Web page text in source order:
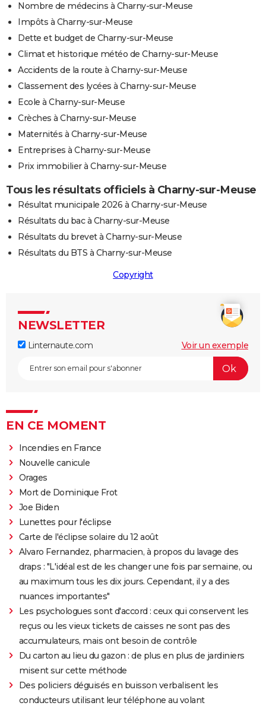
Nombre de médecins à Charny-sur-Meuse
Impôts à Charny-sur-Meuse
Dette et budget de Charny-sur-Meuse
Climat et historique météo de Charny-sur-Meuse
Accidents de la route à Charny-sur-Meuse
Classement des lycées à Charny-sur-Meuse
Ecole à Charny-sur-Meuse
Crèches à Charny-sur-Meuse
Maternités à Charny-sur-Meuse
Entreprises à Charny-sur-Meuse
Prix immobilier à Charny-sur-Meuse
Tous les résultats officiels à Charny-sur-Meuse
Résultat municipale 2026 à Charny-sur-Meuse
Résultats du bac à Charny-sur-Meuse
Résultats du brevet à Charny-sur-Meuse
Résultats du BTS à Charny-sur-Meuse
Copyright
NEWSLETTER
Linternaute.com Voir un exemple
EN CE MOMENT
Incendies en France
Nouvelle canicule
Orages
Mort de Dominique Frot
Joe Biden
Lunettes pour l'éclipse
Carte de l'éclipse solaire du 12 août
Alvaro Fernandez, pharmacien, à propos du lavage des
draps : "L'idéal est de les changer une fois par semaine, ou
au maximum tous les dix jours. Cependant, il y a des
nuances importantes"
Les psychologues sont d'accord : ceux qui conservent les
reçus ou les vieux tickets de caisses ne sont pas des
accumulateurs, mais ont besoin de contrôle
Du carton au lieu du gazon : de plus en plus de jardiniers
misent sur cette méthode
Des policiers déguisés en buisson verbalisent les
conducteurs utilisant leur téléphone au volant